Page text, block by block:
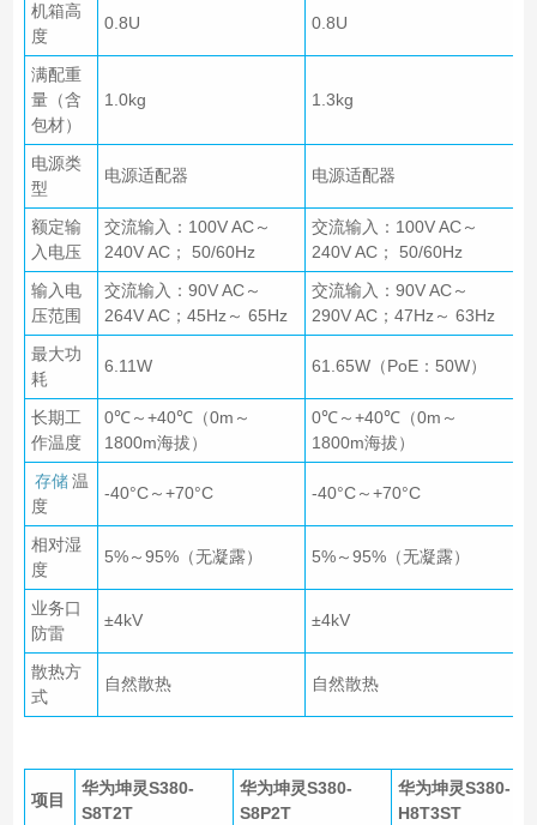
机箱高
度
0.8U 0.8U
满配重
量（含
包材）
1.0kg 1.3kg
电源类
型
电源适配器 电源适配器
额定输
入电压
交流输入：100V AC～
240V AC； 50/60Hz
交流输入：100V AC～
240V AC； 50/60Hz
输入电
压范围
交流输入：90V AC～
264V AC；45Hz～ 65Hz
交流输入：90V AC～
290V AC；47Hz～ 63Hz
最大功
耗
6.11W 61.65W（PoE：50W）
长期工
作温度
0℃～+40℃（0m～
1800m海拔）
0℃～+40℃（0m～
1800m海拔）
存储 温
度
-40°C～+70°C -40°C～+70°C
相对湿
度
5%～95%（无凝露） 5%～95%（无凝露）
业务口
防雷
±4kV ±4kV
散热方
式
自然散热 自然散热
项目
华为坤灵S380-
S8T2T
华为坤灵S380-
S8P2T
华为坤灵S380-
H8T3ST